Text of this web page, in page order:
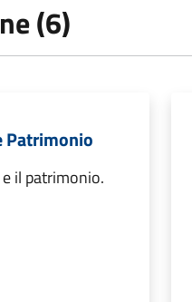
(6)
Patrimonio
il patrimonio.